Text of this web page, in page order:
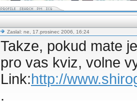
Zaslal: ne, 17.prosinec 2006, 16:24
Takze, pokud mate
pro vas kviz, volne
Link:http://
.